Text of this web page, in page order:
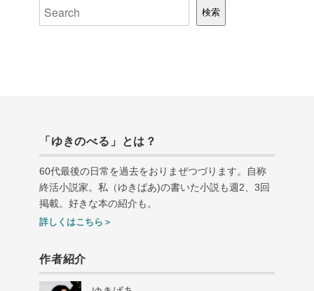
検索 検索
「ゆきのべる」とは？
60代最後の日常を過去をおりまぜつづります。自称
終活小説家。私（ゆきばあ)の書いた小説も週 2 3回
掲載。好きな本の紹介も。
詳しくはこちら＞
作者紹介